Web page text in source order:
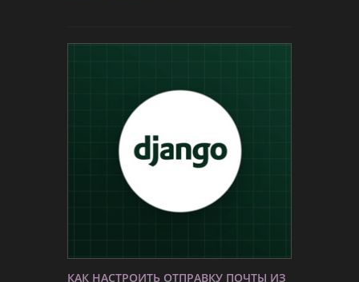
КАК НАСТРОИТЬ ОТПРАВКУ ПОЧТЫ ИЗ